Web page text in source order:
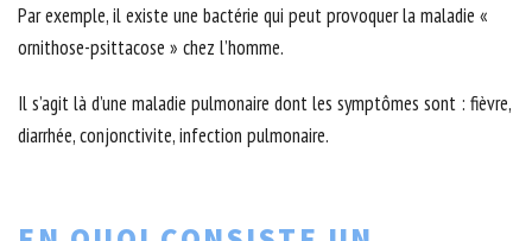
Par exemple, il existe une bactérie qui peut provoquer la maladie «
ornithose-psittacose » chez l’homme.
Il s’agit là d’une maladie pulmonaire dont les symptômes sont : fièvre,
diarrhée, conjonctivite, infection pulmonaire.